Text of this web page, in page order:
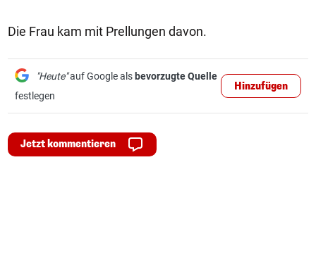
Die Frau kam mit Prellungen davon.
"Heute"auf Google als bevorzugte Quelle
festlegen
Hinzufügen
Jetzt kommentieren